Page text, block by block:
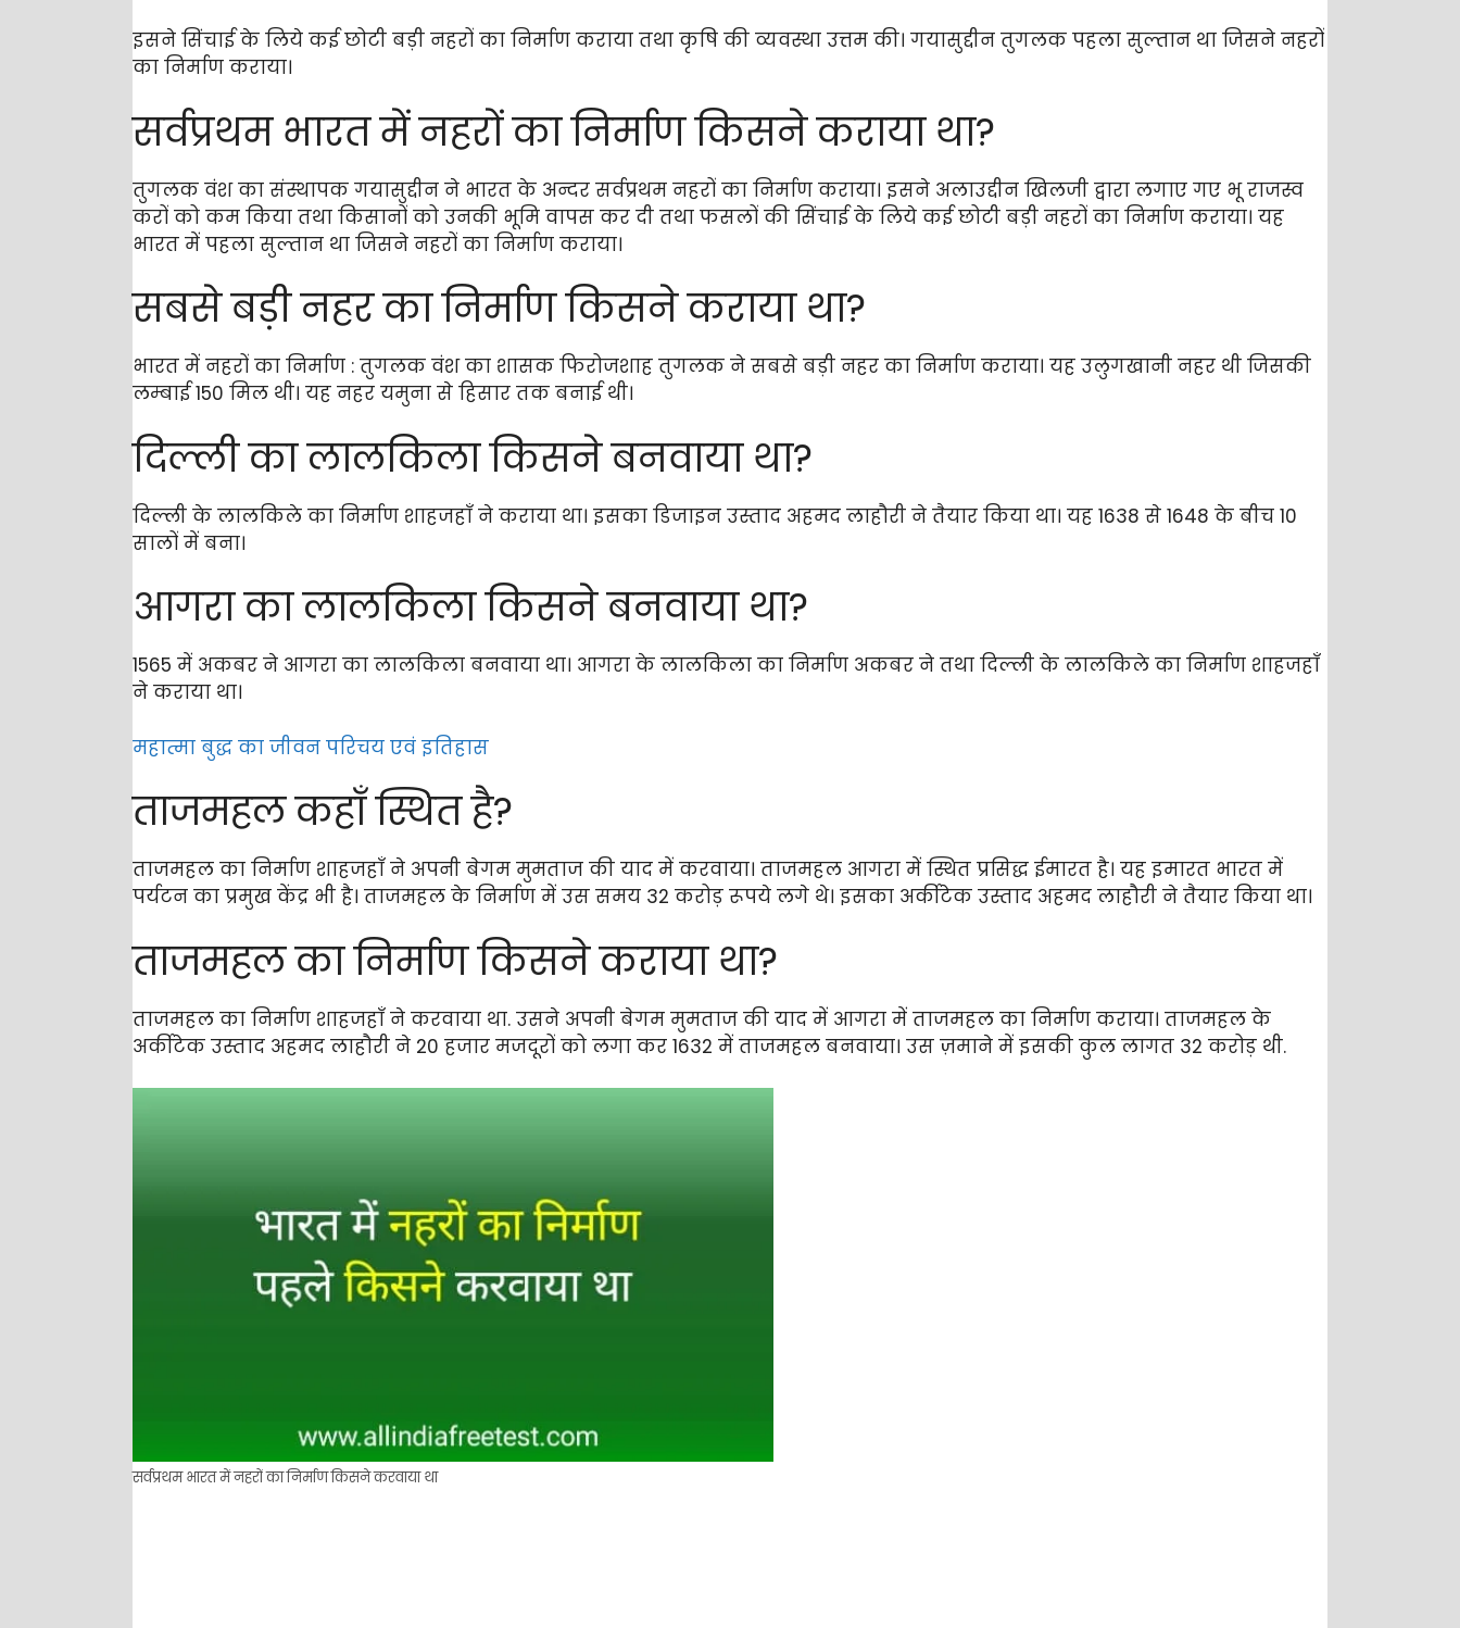
इसने सिंचाई के लिये कई छोटी बड़ी नहरों का निर्माण कराया तथा कृषि की व्यवस्था उत्तम की। गयासुद्दीन तुगलक पहला सुल्तान था जिसने नहरों
का निर्माण कराया।
सर्वप्रथम भारत में नहरों का निर्माण किसने कराया था?
तुगलक वंश का संस्थापक गयासुद्दीन ने भारत के अन्दर सर्वप्रथम नहरों का निर्माण कराया। इसने अलाउद्दीन खिलजी द्वारा लगाए गए भू राजस्व
करों को कम किया तथा किसानों को उनकी भूमि वापस कर दी तथा फसलों की सिंचाई के लिये कई छोटी बड़ी नहरों का निर्माण कराया। यह
भारत में पहला सुल्तान था जिसने नहरों का निर्माण कराया।
सबसे बड़ी नहर का निर्माण किसने कराया था?
भारत में नहरों का निर्माण : तुगलक वंश का शासक फिरोजशाह तुगलक ने सबसे बड़ी नहर का निर्माण कराया। यह उलुगखानी नहर थी जिसकी
लम्बाई 150 मिल थी। यह नहर यमुना से हिसार तक बनाई थी।
दिल्ली का लालकिला किसने बनवाया था?
दिल्ली के लालकिले का निर्माण शाहजहाँ ने कराया था। इसका डिजाइन उस्ताद अहमद लाहौरी ने तैयार किया था। यह 1638 से 1648 के बीच 10
सालों में बना।
आगरा का लालकिला किसने बनवाया था?
1565 में अकबर ने आगरा का लालकिला बनवाया था। आगरा के लालकिला का निर्माण अकबर ने तथा दिल्ली के लालकिले का निर्माण शाहजहाँ
ने कराया था।
महात्मा बुद्ध का जीवन परिचय एवं इतिहास
ताजमहल कहाँ स्थित है?
ताजमहल का निर्माण शाहजहाँ ने अपनी बेगम मुमताज की याद में करवाया। ताजमहल आगरा में स्थित प्रसिद्ध ईमारत है। यह इमारत भारत में
पर्यटन का प्रमुख केंद्र भी है। ताजमहल के निर्माण में उस समय 32 करोड़ रूपये लगे थे। इसका अर्कीटेक उस्ताद अहमद लाहौरी ने तैयार किया था।
ताजमहल का निर्माण किसने कराया था?
ताजमहल का निर्माण शाहजहाँ ने करवाया था. उसने अपनी बेगम मुमताज की याद में आगरा में ताजमहल का निर्माण कराया। ताजमहल के
अर्कीटेक उस्ताद अहमद लाहौरी ने 20 हजार मजदूरों को लगा कर 1632 में ताजमहल बनवाया। उस ज़माने में इसकी कुल लागत 32 करोड़ थी.
सर्वप्रथम भारत में नहरों का निर्माण किसने करवाया था